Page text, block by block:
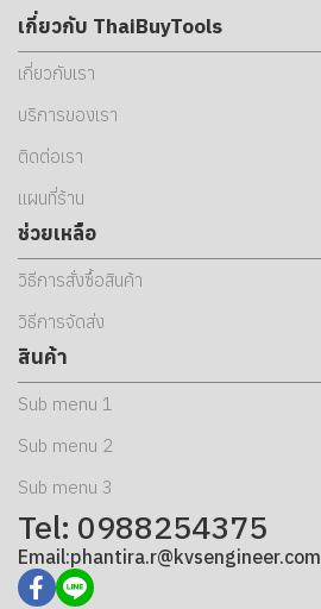
เกี่ยวกับ ThaiBuyTools
เกี่ยวกับเรา
บริการของเรา
ติดต่อเรา
แผนที่ร้าน
ช่วยเหลือ
วิธีการสั่งซื้อสินค้า
วิธีการจัดส่ง
สินค้า
Sub menu 1
Sub menu 2
Sub menu 3
Tel: 0988254375
Email:phantira.r@kvsengineer.com